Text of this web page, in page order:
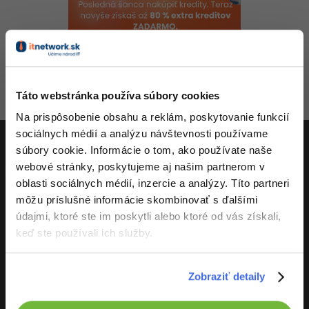
Táto webstránka používa súbory cookies
Na prispôsobenie obsahu a reklám, poskytovanie funkcií
sociálnych médií a analýzu návštevnosti používame
súbory cookie. Informácie o tom, ako používate naše
webové stránky, poskytujeme aj našim partnerom v
oblasti sociálnych médií, inzercie a analýzy. Títo partneri
môžu príslušné informácie skombinovať s ďalšími
údajmi, ktoré ste im poskytli alebo ktoré od vás získali,
keď ste používali ich služby.
Zobraziť detaily
Python -80%
JavaScript
C++ -80%
Swift -80%
Kotlin -80%
Céčko -80%
-80%
WordPress
SEO
Business
Copywriting -30%
MS Office -80%
Google Dokumenty
Photoshop -80%
Adobe Illustrator
Adobe Lightroom
Adobe XD -15%
Adobe InDesign -25%
Adobe After Effects
Blender -80%
Inkscape
ITnetwork.sk
Učíme národ IT
O projekte